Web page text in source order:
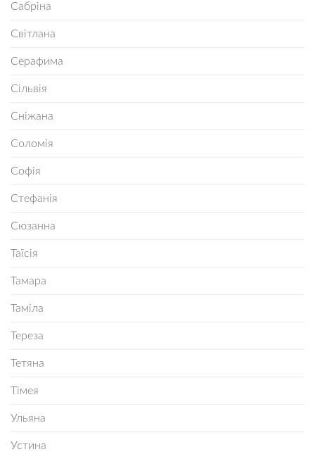
Сабріна
Світлана
Серафима
Сільвія
Сніжана
Соломія
Софія
Стефанія
Сюзанна
Таїсія
Тамара
Таміла
Тереза
Тетяна
Тімея
Ульяна
Устина